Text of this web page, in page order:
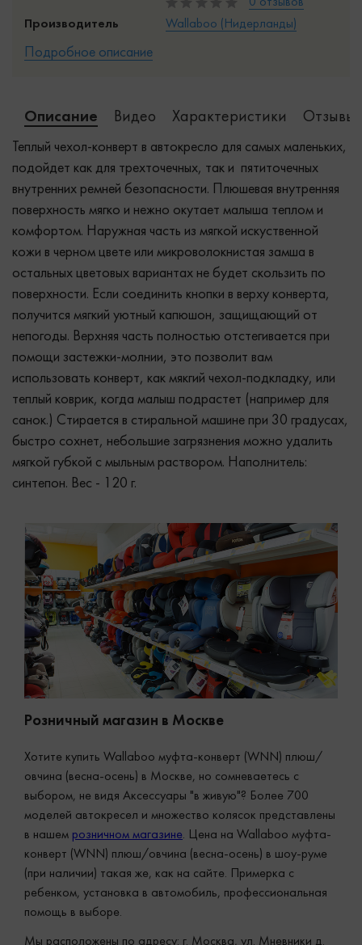
0 отзывов
Производитель
Wallaboo (Нидерланды)
Подробное описание
Описание Видео Характеристики Отзывы
Теплый чехол-конверт в автокресло для самых маленьких,
подойдет как для трехточечных, так и пятиточечных
внутренних ремней безопасности. Плюшевая внутренняя
поверхность мягко и нежно окутает малыша теплом и
комфортом. Наружная часть из мягкой искуственной
кожи в черном цвете или микроволокнистая замша в
остальных цветовых вариантах не будет скользить по
поверхности. Если соединить кнопки в верху конверта,
получится мягкий уютный капюшон, защищающий от
непогоды. Верхняя часть полностью отстегивается при
помощи застежки-молнии, это позволит вам
использовать конверт, как мякгий чехол-подкладку, или
теплый коврик, когда малыш подрастет (например для
санок.) Стирается в стиральной машине при 30 градусах,
быстро сохнет, небольшие загрязнения можно удалить
мягкой губкой с мыльным раствором. Наполнитель:
синтепон. Вес - 120 г.
Розничный магазин в Москве
Хотите купить Wallaboo муфта-конверт (WNN) плюш/
овчина (весна-осень) в Москве, но сомневаетесь с
выбором, не видя Аксессуары "в живую"? Более 700
моделей автокресел и множество колясок представлены
в нашем розничном магазине. Цена на Wallaboo муфта-
конверт (WNN) плюш/овчина (весна-осень) в шоу-руме
(при наличии) такая же, как на сайте. Примерка с
ребенком, установка в автомобиль, профессиональная
помощь в выборе.
Мы расположены по адресу: г. Москва, ул. Мневники д.